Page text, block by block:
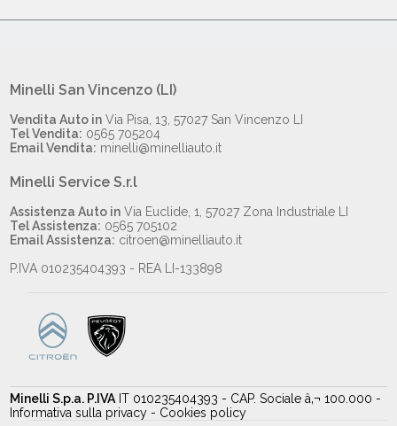
Minelli San Vincenzo (LI)
Vendita Auto in Via Pisa, 13, 57027 San Vincenzo LI
Tel Vendita: 0565 705204
Email Vendita: minelli@minelliauto.it
Minelli Service S.r.l
Assistenza Auto in Via Euclide, 1, 57027 Zona Industriale LI
Tel Assistenza: 0565 705102
Email Assistenza: citroen@minelliauto.it
P.IVA 010235404393 - REA LI-133898
Minelli S.p.a. P.IVA IT 010235404393 - CAP. Sociale â‚¬ 100.000 -
Informativa sulla privacy - Cookies policy